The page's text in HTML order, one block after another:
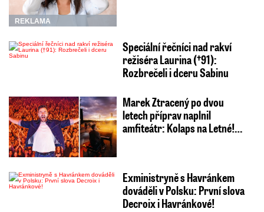
REKLAMA
Speciální řečníci nad rakví
režiséra Laurina (†91):
Rozbrečeli i dceru Sabinu
Marek Ztracený po dvou
letech příprav naplnil
amfiteátr: Kolaps na Letné!…
Exministryně s Havránkem
dováděli v Polsku: První slova
Decroix i Havránkové!